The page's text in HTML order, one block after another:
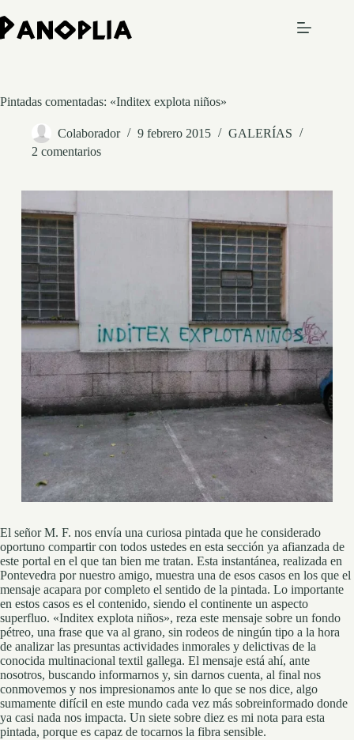
al
contenido
Pintadas comentadas: «Inditex explota niños»
Colaborador 9 febrero 2015
GALERÍAS
2 comentarios
El señor M. F. nos envía una curiosa pintada que he considerado
oportuno compartir con todos ustedes en esta sección ya afianzada de
este portal en el que tan bien me tratan. Esta instantánea, realizada en
Pontevedra por nuestro amigo, muestra una de esos casos en los que el
mensaje acapara por completo el sentido de la pintada. Lo importante
en estos casos es el contenido, siendo el continente un aspecto
superfluo. «Inditex explota niños», reza este mensaje sobre un fondo
pétreo, una frase que va al grano, sin rodeos de ningún tipo a la hora
de analizar las presuntas actividades inmorales y delictivas de la
conocida multinacional textil gallega. El mensaje está ahí, ante
nosotros, buscando informarnos y, sin darnos cuenta, al final nos
conmovemos y nos impresionamos ante lo que se nos dice, algo
sumamente difícil en este mundo cada vez más sobreinformado donde
ya casi nada nos impacta. Un siete sobre diez es mi nota para esta
pintada, porque es capaz de tocarnos la fibra sensible.